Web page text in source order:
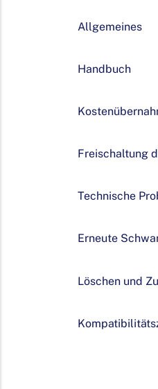
Allgemeines
Handbuch
Freischaltung
Technische
Erneute
Löschen und